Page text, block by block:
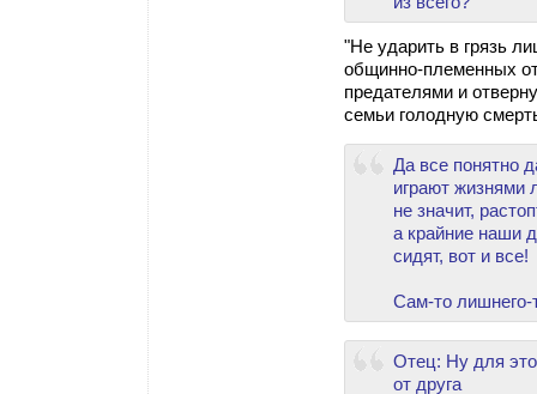
"Не ударить в грязь
общинно-племенных
предателями и
семьи голодную
Да все понятно
играют жизнями
не значит,
а крайние наши
сидят, вот и все!
Сам-то лишнего-
Отец: Ну для
от друга